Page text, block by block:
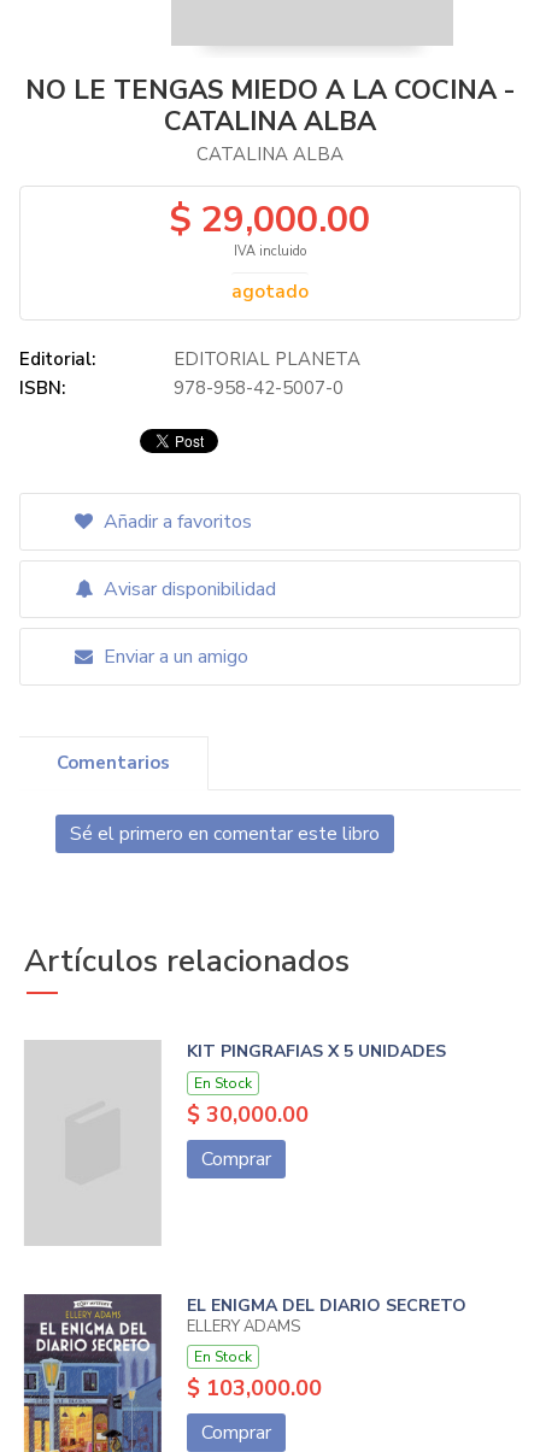
NO LE TENGAS MIEDO A LA COCINA -
CATALINA ALBA
CATALINA ALBA
$ 29,000.00
IVA incluido
agotado
Editorial:
EDITORIAL PLANETA
ISBN:
978-958-42-5007-0
Añadir a favoritos
Avisar disponibilidad
Enviar a un amigo
Comentarios
Sé el primero en comentar este libro
Artículos relacionados
KIT PINGRAFIAS X 5 UNIDADES
En Stock
$ 30,000.00
Comprar
EL ENIGMA DEL DIARIO SECRETO
ELLERY ADAMS
En Stock
$ 103,000.00
Comprar